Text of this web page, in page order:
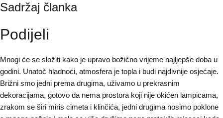
Sadržaj članka
Podijeli
Mnogi će se složiti kako je upravo božićno vrijeme najljepše doba u
godini. Unatoč hladnoći, atmosfera je topla i budi najdivnije osjećaje.
Brižni smo jedni prema drugima, uživamo u prekrasnim
dekoracijama, gotovo da nema prostora koji nije okićen lampicama,
zrakom se širi miris cimeta i klinčića, jedni drugima nosimo poklone